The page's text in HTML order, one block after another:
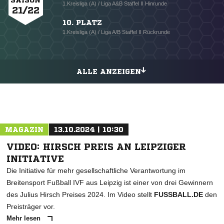
21/22
1.Kreisliga (A) / Liga A&B Staffel II Hinrunde
10. PLATZ
1.Kreisliga (A) / Liga A/B Staffel II Rückrunde
ALLE ANZEIGEN
MAGAZIN 13.10.2024 | 10:30
VIDEO: HIRSCH PREIS AN LEIPZIGER
INITIATIVE
Die Initiative für mehr gesellschaftliche Verantwortung im
Breitensport Fußball IVF aus Leipzig ist einer von drei Gewinnern
des Julius Hirsch Preises 2024. Im Video stellt FUSSBALL.DE den
Preisträger vor.
Mehr lesen